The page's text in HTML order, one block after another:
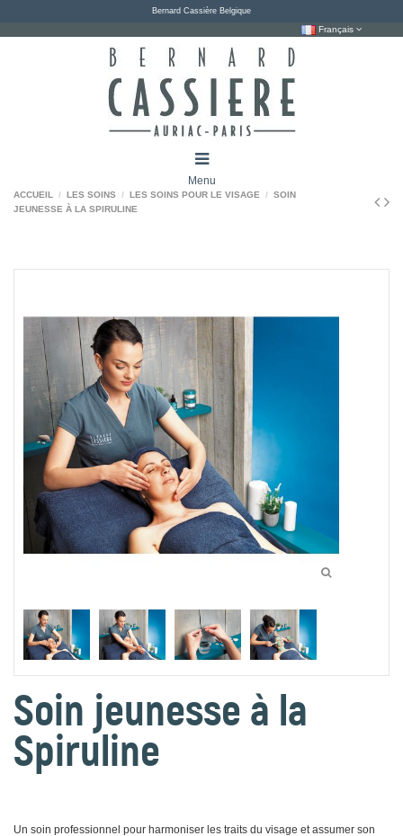
Bernard Cassière Belgique
Français
Menu
ACCUEIL LES SOINS LES SOINS POUR LE VISAGE
SOIN
JEUNESSE À LA SPIRULINE
Soin jeunesse à la
Spiruline
Un soin professionnel pour harmoniser les traits du visage et assumer son